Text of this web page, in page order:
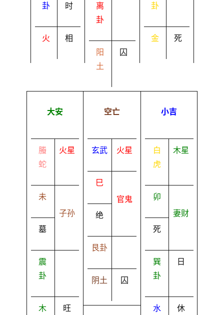
卦
时
火 相
离
卦
阳
土
囚
卦
金 死
大安
螣
蛇
火星
未
墓
子孙
震
卦
木 旺
空亡
玄武 火星
巳
绝
官鬼
艮卦
阴土 囚
小吉
白
虎
木星
卯
死
妻财
巽
卦
日
水 休